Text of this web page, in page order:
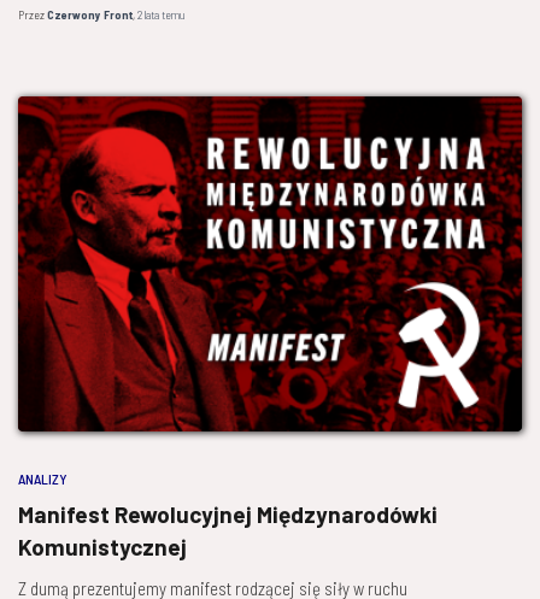
PrzezCzerwony Front,2 latatemu
ANALIZY
Manifest Rewolucyjnej Międzynarodówki
Komunistycznej
Z dumą prezentujemy manifest rodzącej się siły w ruchu